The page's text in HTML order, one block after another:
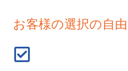
お客様の選択の自